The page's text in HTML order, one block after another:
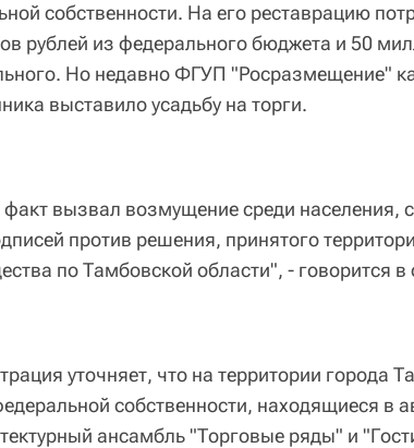
собственности. На его реставрацию
рублей из федерального бюджета и 50
Но недавно ФГУП "Росразмещение"
выставило усадьбу на торги.
вызвал возмущение среди населения,
против решения, принятого
по Тамбовской области", - говорится
уточняет, что на территории города
собственности, находящиеся в
ансамбль "Торговые ряды" и